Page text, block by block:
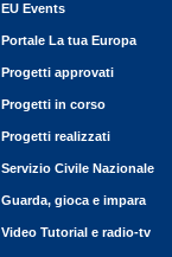
EU Events
Portale La tua Europa
Progetti approvati
Progetti in corso
Progetti realizzati
Servizio Civile Nazionale
Guarda, gioca e impara
Video Tutorial e radio-tv